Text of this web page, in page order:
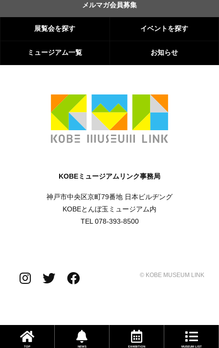
メルマガ会員募集
展覧会を探す イベントを探す
ミュージアム一覧 お知らせ
KOBEミュージアムリンク事務局
神戸市中央区京町79番地 日本ビルヂング
KOBEとんぼ玉ミュージアム内
TEL 078-393-8500
© KOBE MUSEUM LINK
TOP NEWS EXHIBITION MUSEUM LIST